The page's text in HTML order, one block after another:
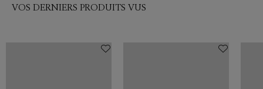
VOS DERNIERS PRODUITS VUS